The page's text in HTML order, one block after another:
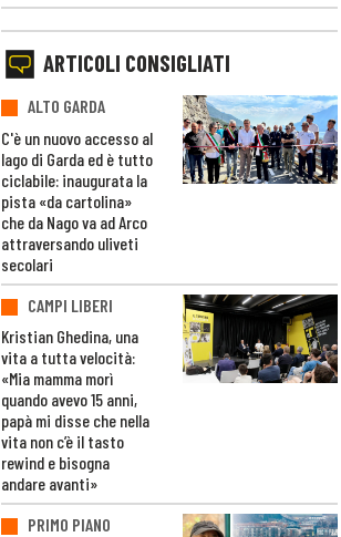
ARTICOLI CONSIGLIATI
ALTO GARDA
C'è un nuovo accesso al
lago di Garda ed è tutto
ciclabile: inaugurata la
pista «da cartolina»
che da Nago va ad Arco
attraversando uliveti
secolari
CAMPI LIBERI
Kristian Ghedina, una
vita a tutta velocità:
«Mia mamma morì
quando avevo 15 anni,
papà mi disse che nella
vita non c’è il tasto
rewind e bisogna
andare avanti»
PRIMO PIANO